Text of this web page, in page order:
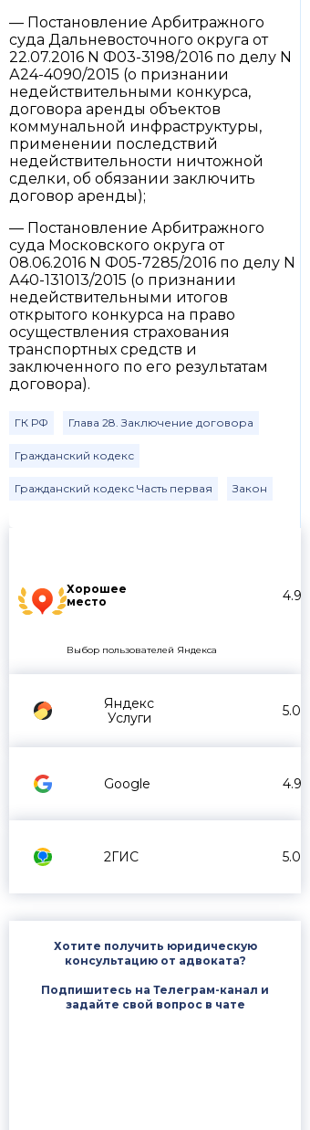
Хорошее
место
4.9
Выбор пользователей Яндекса
Яндекс
Услуги
5.0
Google 4.9
2ГИС 5.0
Хотите получить юридическую
консультацию от адвоката?
Подпишитесь на Телеграм-канал и
задайте свой вопрос в чате
— Постановление Арбитражного
суда Дальневосточного округа от
22.07.2016 N Ф03-3198/2016 по делу N
А24-4090/2015 (о признании
недействительными конкурса,
договора аренды объектов
коммунальной инфраструктуры,
применении последствий
недействительности ничтожной
сделки, об обязании заключить
договор аренды);
— Постановление Арбитражного
суда Московского округа от
08.06.2016 N Ф05-7285/2016 по делу N
А40-131013/2015 (о признании
недействительными итогов
открытого конкурса на право
осуществления страхования
транспортных средств и
заключенного по его результатам
договора).
ГК РФ Глава 28. Заключение договора
Гражданский кодекс
Гражданский кодекс Часть первая Закон